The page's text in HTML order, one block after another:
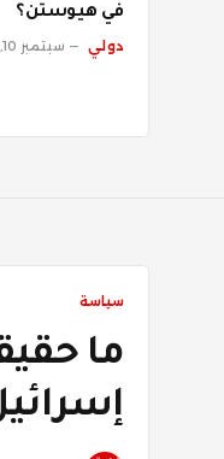
في هيوستن؟
دولي سبتمبر 10, 2025
سياسة
ما